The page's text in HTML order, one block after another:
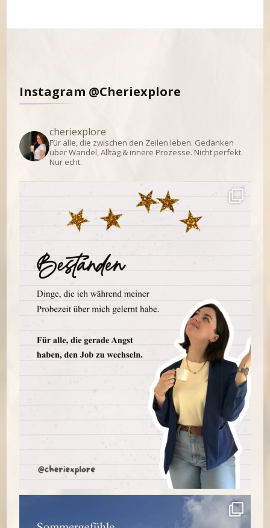
Instagram @Cheriexplore
cheriexplore
Für alle, die zwischen den Zeilen leben. Gedanken
über Wandel, Alltag & innere Prozesse. Nicht perfekt.
Nur echt.